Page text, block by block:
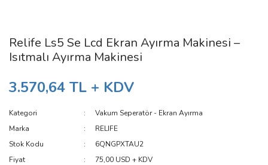
Relife Ls5 Se Lcd Ekran Ayırma Makinesi –
Isıtmalı Ayırma Makinesi
3.570,64 TL + KDV
Kategori
Vakum Seperatör - Ekran Ayırma
Marka
RELIFE
Stok Kodu
6QNGPXTAU2
Fiyat
75,00 USD + KDV